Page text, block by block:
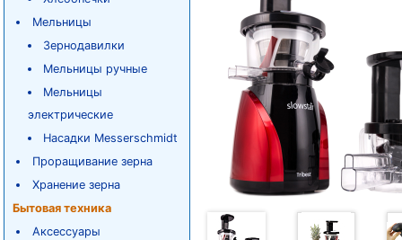
Мельницы
Зернодавилки
Мельницы ручные
Мельницы
электрические
Насадки Messerschmidt
Проращивание зерна
Хранение зерна
Бытовая техника
Аксессуары